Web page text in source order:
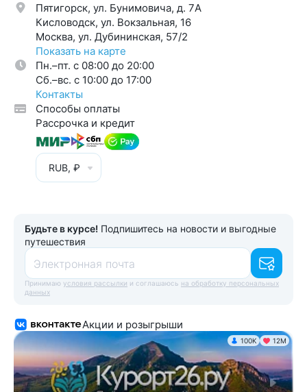
Пятигорск, ул. Бунимовича, д. 7A
Кисловодск, ул. Вокзальная, 16
Москва, ул. Дубининская, 57/2
Показать на карте
Пн.–пт. с 08:00 до 20:00
Cб.–вс. с 10:00 до 17:00
Контакты
Способы оплаты
Рассрочка и кредит
RUB, ₽
Будьте в курсе! Подпишитесь на новости и выгодные
путешествия
Электронная почта
Принимаю условия рассылки и соглашаюсь на обработку персональных
данных
Акции и розыгрыши
100K 12М